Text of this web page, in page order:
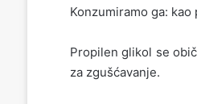
Konzumiramo ga:
Propilen glikol se
za zgušćavanje.